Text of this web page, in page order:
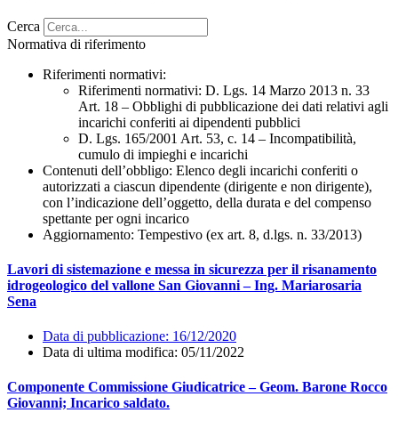
Cerca
Normativa di riferimento
Riferimenti normativi:
Riferimenti normativi: D. Lgs. 14 Marzo 2013 n. 33
Art. 18 – Obblighi di pubblicazione dei dati relativi agli
incarichi conferiti ai dipendenti pubblici
D. Lgs. 165/2001 Art. 53, c. 14 – Incompatibilità,
cumulo di impieghi e incarichi
Contenuti dell’obbligo: Elenco degli incarichi conferiti o
autorizzati a ciascun dipendente (dirigente e non dirigente),
con l’indicazione dell’oggetto, della durata e del compenso
spettante per ogni incarico
Aggiornamento: Tempestivo (ex art. 8, d.lgs. n. 33/2013)
Lavori di sistemazione e messa in sicurezza per il risanamento
idrogeologico del vallone San Giovanni – Ing. Mariarosaria
Sena
Data di pubblicazione: 16/12/2020
Data di ultima modifica: 05/11/2022
Componente Commissione Giudicatrice – Geom. Barone Rocco
Giovanni; Incarico saldato.